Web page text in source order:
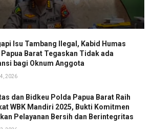
Isu Tambang Ilegal, Kabid Humas
Papua Barat Tegaskan Tidak ada
bagi Oknum Anggota
2026
dan Bidkeu Polda Papua Barat Raih
WBK Mandiri 2025, Bukti Komitmen
Pelayanan Bersih dan Berintegritas